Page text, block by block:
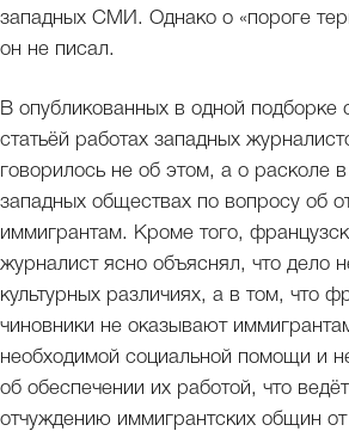
западных СМИ. Однако о «пороге
он не писал.
В опубликованных в одной подборке
статьёй работах западных
говорилось не об этом, а о расколе
западных обществах по вопросу об
иммигрантам. Кроме того,
журналист ясно объяснял, что дело
культурных различиях, а в том, что
чиновники не оказывают
необходимой социальной помощи и
об обеспечении их работой, что
отчуждению иммигрантских общин от